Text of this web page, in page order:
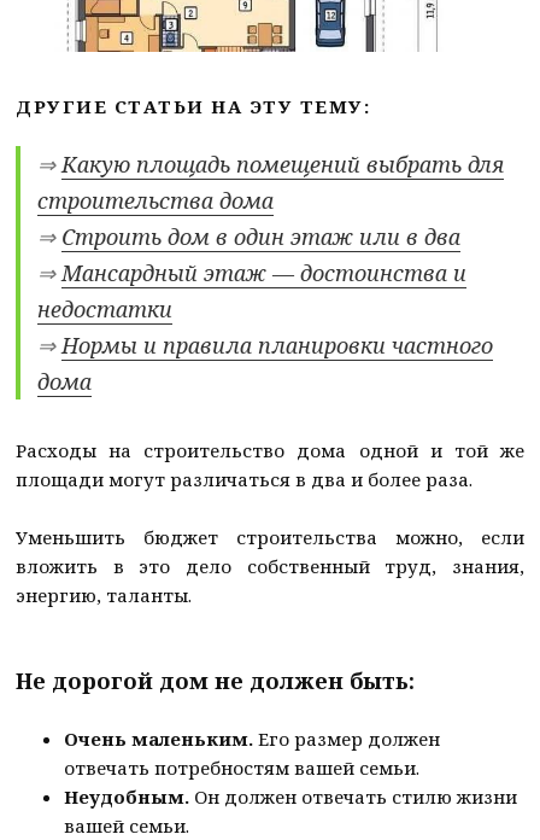
ДРУГИЕ СТАТЬИ НА ЭТУ ТЕМУ:
⇒Какую площадь помещений выбрать для
строительства дома
⇒ Строить дом в один этаж или в два
⇒Мансардный этаж — достоинства и
недостатки
⇒Нормы и правила планировки частного
дома
Расходы на строительство дома одной и той же
площади могут различаться в два и более раза.
Уменьшить бюджет строительства можно, если
вложить в это дело собственный труд, знания,
энергию, таланты.
Не дорогой дом не должен быть:
Очень маленьким. Его размер должен
отвечать потребностям вашей семьи.
Неудобным. Он должен отвечать стилю жизни
вашей семьи.